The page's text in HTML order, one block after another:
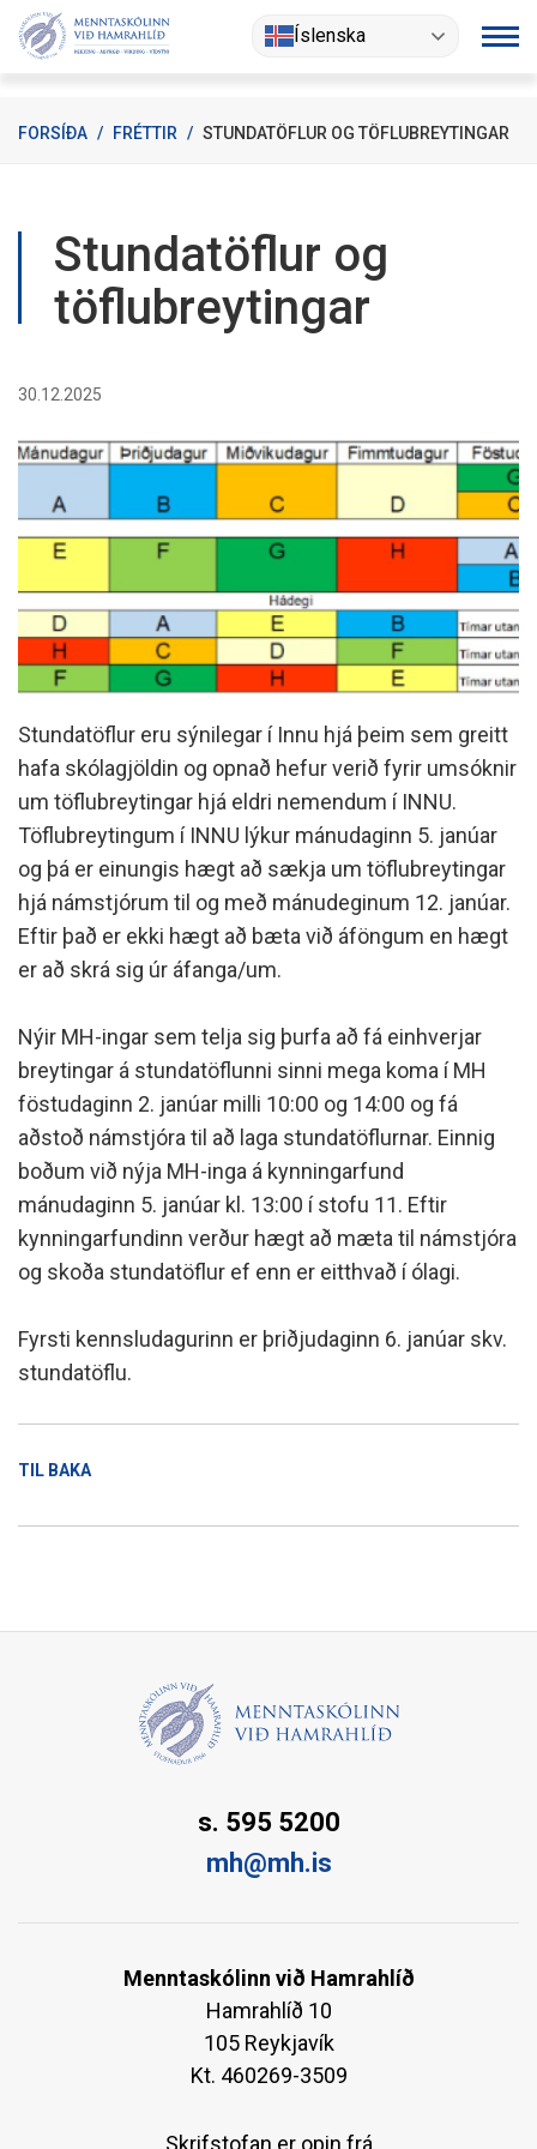
Fara
Íslenska
FORSÍÐA / FRÉTTIR / STUNDATÖFLUR OG TÖFLUBREYTINGAR
Stundatöflur og
töflubreytingar
30.12.2025
Stundatöflur eru sýnilegar í Innu hjá þeim sem greitt
hafa skólagjöldin og opnað hefur verið fyrir umsóknir
um töflubreytingar hjá eldri nemendum í INNU.
Töflubreytingum í INNU lýkur mánudaginn 5. janúar
og þá er einungis hægt að sækja um töflubreytingar
hjá námstjórum til og með mánudeginum 12. janúar.
Eftir það er ekki hægt að bæta við áföngum en hægt
er að skrá sig úr áfanga/um.
Nýir MH-ingar sem telja sig þurfa að fá einhverjar
breytingar á stundatöflunni sinni mega koma í MH
föstudaginn 2. janúar milli 10:00 og 14:00 og fá
aðstoð námstjóra til að laga stundatöflurnar. Einnig
boðum við nýja MH-inga á kynningarfund
mánudaginn 5. janúar kl. 13:00 í stofu 11. Eftir
kynningarfundinn verður hægt að mæta til námstjóra
og skoða stundatöflur ef enn er eitthvað í ólagi.
Fyrsti kennsludagurinn er þriðjudaginn 6. janúar skv.
stundatöflu.
TIL BAKA
s. 595 5200
mh@mh.is
Menntaskólinn við Hamrahlíð
Hamrahlíð 10
105 Reykjavík
Kt. 460269-3509
Skrifstofan er opin frá